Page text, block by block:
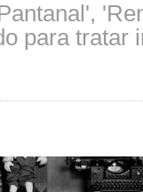
para tratar